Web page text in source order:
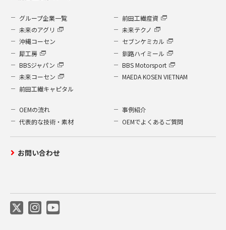
グループ企業一覧
前田工繊産資
未来のアグリ
未来テクノ
沖縄コーセン
セブンケミカル
犀工房
釧路ハイミール
BBSジャパン
BBS Motorsport
未来コーセン
MAEDA KOSEN VIETNAM
前田工繊キャピタル
OEMの流れ
事例紹介
代表的な技術・素材
OEMでよくあるご質問
お問い合わせ